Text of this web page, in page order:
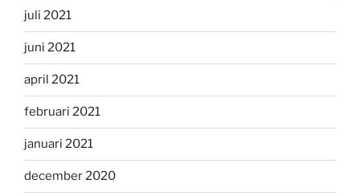
juli 2021
juni 2021
april 2021
februari 2021
januari 2021
december 2020